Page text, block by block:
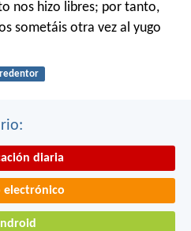
nos hizo libres; por tanto,
sometáis otra vez al yugo
redentor
diaria
electrónico